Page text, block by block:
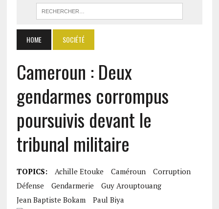
HOME SOCIÉTÉ
Cameroun : Deux
gendarmes corrompus
poursuivis devant le
tribunal militaire
TOPICS: Achille Etouke Caméroun
Corruption
Défense
Gendarmerie
Guy Arouptouang
Jean Baptiste Bokam
Paul Biya